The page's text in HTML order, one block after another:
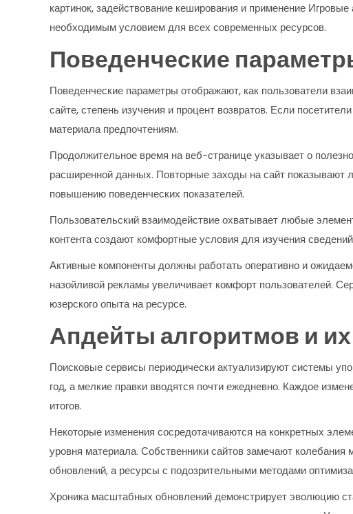
картинок, задействование кеширования и применение
необходимым условием для всех современных ресурсов.
Поведенческие
Поведенческие параметры отображают, как пользователи
сайте, степень изучения и процент возвратов. Если
материала предпочтениям.
Продолжительное время на веб-странице указывает о
расширенной данных. Повторные заходы на сайт показывают
повышению поведенческих показателей.
Пользовательский взаимодействие охватывает любые
контента создают комфортные условия для изучения
Активные компоненты должны работать оперативно и
назойливой рекламы увеличивает комфорт пользователей.
юзерского опыта на ресурсе.
Апдейты алгоритмов и
Поисковые сервисы периодически актуализируют системы
год, а мелкие правки вводятся почти ежедневно. Каждое
итогов.
Некоторые изменения сосредотачиваются на конкретных
уровня материала. Собственники сайтов замечают
обновлений, а ресурсы с подозрительными методами
Хроника масштабных обновлений демонстрирует эволюцию